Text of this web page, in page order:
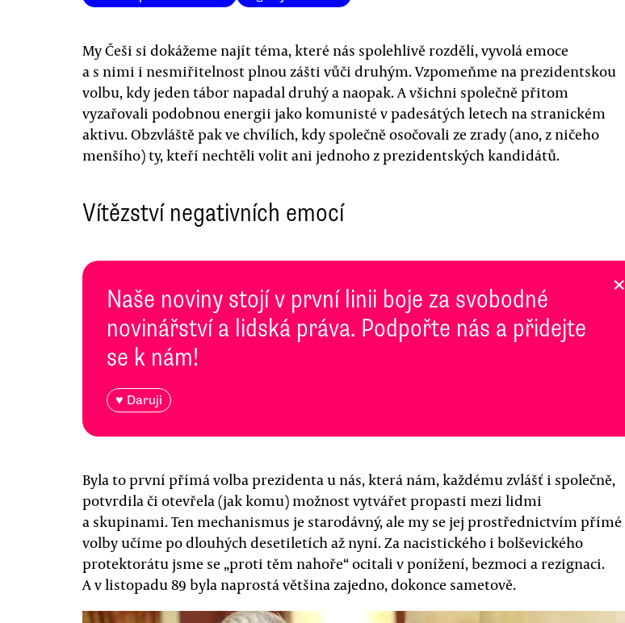
My Češi si dokážeme najít téma, které nás spolehlivě rozdělí, vyvolá emoce
a s nimi i nesmiřitelnost plnou zášti vůči druhým. Vzpomeňme na prezidentskou
volbu, kdy jeden tábor napadal druhý a naopak. A všichni společně přitom
vyzařovali podobnou energii jako komunisté v padesátých letech na stranickém
aktivu. Obzvláště pak ve chvílích, kdy společně osočovali ze zrady (ano, z ničeho
menšího) ty, kteří nechtěli volit ani jednoho z prezidentských kandidátů.
Vítězství negativních emocí
Naše noviny stojí v první linii boje za svobodné
novinářství a lidská práva. Podpořte nás a přidejte
se k nám!
♥ Daruji
×
Byla to první přímá volba prezidenta u nás, která nám, každému zvlášť i společně,
potvrdila či otevřela (jak komu) možnost vytvářet propasti mezi lidmi
a skupinami. Ten mechanismus je starodávný, ale my se jej prostřednictvím přímé
volby učíme po dlouhých desetiletích až nyní. Za nacistického i bolševického
protektorátu jsme se „proti těm nahoře“ ocitali v ponížení, bezmoci a rezignaci.
A v listopadu 89 byla naprostá většina zajedno, dokonce sametově.